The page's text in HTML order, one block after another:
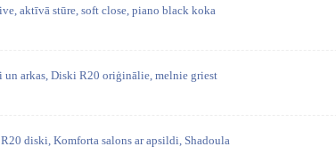
aktīvā stūre, soft close, piano black koka
un arkas, Diski R20 oriģinālie, melnie griest
diski, Komforta salons ar apsildi, Shadoula